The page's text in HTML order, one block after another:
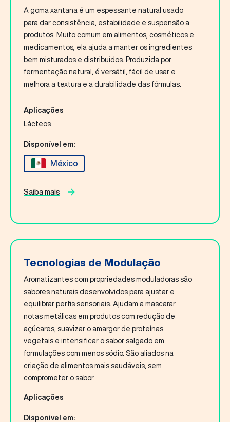
A goma xantana é um espessante natural usado
para dar consistência, estabilidade e suspensão a
produtos. Muito comum em alimentos, cosméticos e
medicamentos, ela ajuda a manter os ingredientes
bem misturados e distribuídos. Produzida por
fermentação natural, é versátil, fácil de usar e
melhora a textura e a durabilidade das fórmulas.
Aplicações
Lácteos
Disponível em:
México
Saiba mais
Tecnologias de Modulação
Aromatizantes com propriedades moduladoras são
sabores naturais desenvolvidos para ajustar e
equilibrar perfis sensoriais. Ajudam a mascarar
notas metálicas em produtos com redução de
açúcares, suavizar o amargor de proteínas
vegetais e intensificar o sabor salgado em
formulações com menos sódio. São aliados na
criação de alimentos mais saudáveis, sem
comprometer o sabor.
Aplicações
Disponível em: